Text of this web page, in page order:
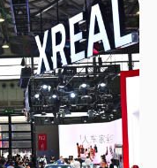
바이스AI 제품, 사물인터넷
.더밀크가 MWC 상하이
: 중국에서 본 글로벌 AI